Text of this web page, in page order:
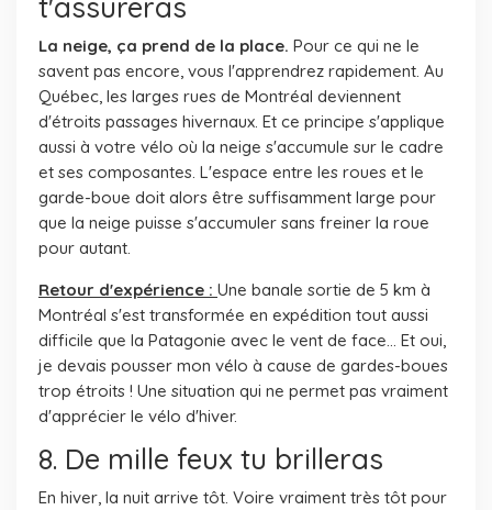
t'assureras
La neige, ça prend de la place. Pour ce qui ne le
savent pas encore, vous l'apprendrez rapidement. Au
Québec, les larges rues de Montréal deviennent
d'étroits passages hivernaux. Et ce principe s'applique
aussi à votre vélo où la neige s'accumule sur le cadre
et ses composantes. L'espace entre les roues et le
garde-boue doit alors être suffisamment large pour
que la neige puisse s'accumuler sans freiner la roue
pour autant.
Retour d'expérience : Une banale sortie de 5 km à
Montréal s'est transformée en expédition tout aussi
difficile que la Patagonie avec le vent de face... Et oui,
je devais pousser mon vélo à cause de gardes-boues
trop étroits ! Une situation qui ne permet pas vraiment
d'apprécier le vélo d'hiver.
8. De mille feux tu brilleras
En hiver, la nuit arrive tôt. Voire vraiment très tôt pour